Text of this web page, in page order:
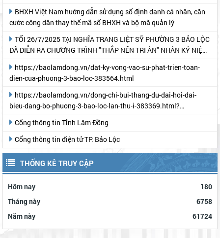
cước công dân thay thế mã số BHXH và bộ mã quản lý
ĐÃ DIỄN RA CHƯƠNG TRÌNH "THẮP NẾN TRI ÂN" NHÂN KỶ NIỆM
dien-cua-phuong-3-bao-loc-383564.html
bieu-dang-bo-phuong-3-bao-loc-lan-thu-i-383369.html?
Cổng thông tin Tỉnh Lâm Đồng
Cổng thông tin điện tử TP. Bảo Lộc
THỐNG KÊ TRUY CẬP
Hôm nay
180
Tháng này
6758
Năm này
61724